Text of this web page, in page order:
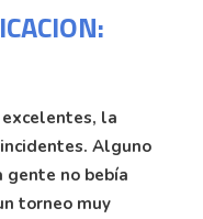
la
Alguno
gente no bebía
torneo muy